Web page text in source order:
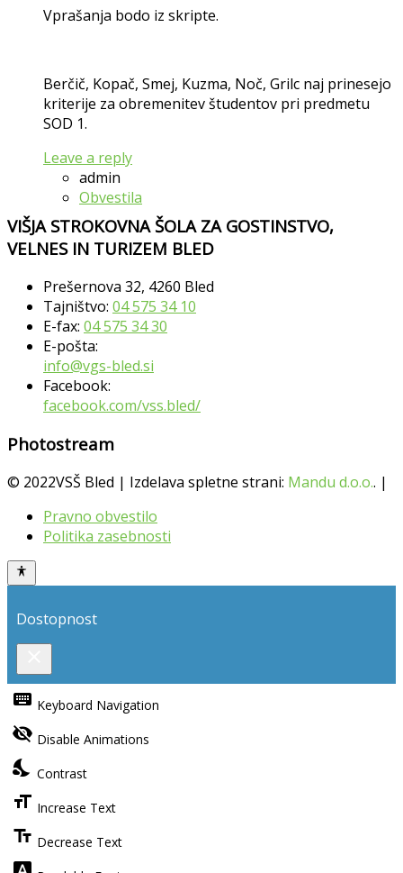
Vprašanja bodo iz skripte.
Berčič, Kopač, Smej, Kuzma, Noč, Grilc naj prinesejo
kriterije za obremenitev študentov pri predmetu
SOD 1.
Leave a reply
admin
Obvestila
VIŠJA STROKOVNA ŠOLA ZA GOSTINSTVO,
VELNES IN TURIZEM BLED
Prešernova 32, 4260 Bled
Tajništvo: 04 575 34 10
E-fax: 04 575 34 30
E-pošta:
info@vgs-bled.si
Facebook:
facebook.com/vss.bled/
Photostream
© 2022VSŠ Bled | Izdelava spletne strani: Mandu d.o.o.. |
Pravno obvestilo
Politika zasebnosti
Dostopnost
Toggle
the
visibility
of
Accessibility
Toolbar
keyboard Keyboard Navigation
visibility_off Disable Animations
nights_stay Contrast
format_size Increase Text
text_fields Decrease Text